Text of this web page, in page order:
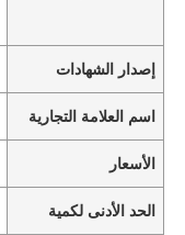
إصدار الشهادات
اسم العلامة التجارية
الأسعار
الحد الأدنى لكمية